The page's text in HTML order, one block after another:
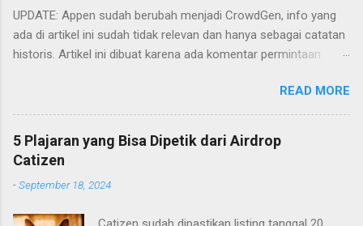
UPDATE: Appen sudah berubah menjadi CrowdGen, info yang
ada di artikel ini sudah tidak relevan dan hanya sebagai catatan
historis. Artikel ini dibuat karena ada komentar permintaan
garis-garis besar saja apa saja yang perlu dilakukan. Cara
mendaftarnya cukup mudah. Yaitu tinggal mengakses
websitenya dan mengisi formulir yang ada. Berikut adalah poin-
poin yang perlu diperhatikan.
READ MORE
5 Plajaran yang Bisa Dipetik dari Airdrop
Catizen
-September 18, 2024